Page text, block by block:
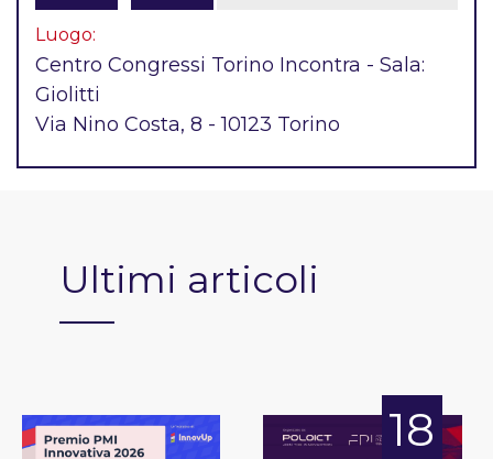
Luogo:
Centro Congressi Torino Incontra - Sala:
Giolitti
Via Nino Costa, 8 - 10123 Torino
Ultimi articoli
18